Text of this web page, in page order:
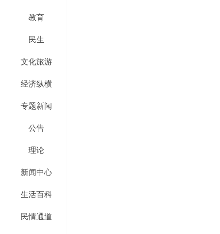
教育
民生
文化旅游
经济纵横
专题新闻
公告
理论
新闻中心
生活百科
民情通道